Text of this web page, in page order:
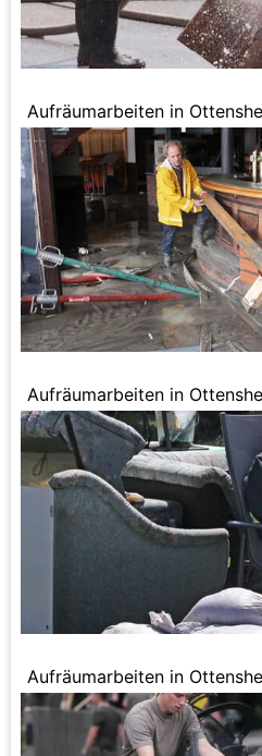
Aufräumarbeiten in
Aufräumarbeiten in
Aufräumarbeiten in